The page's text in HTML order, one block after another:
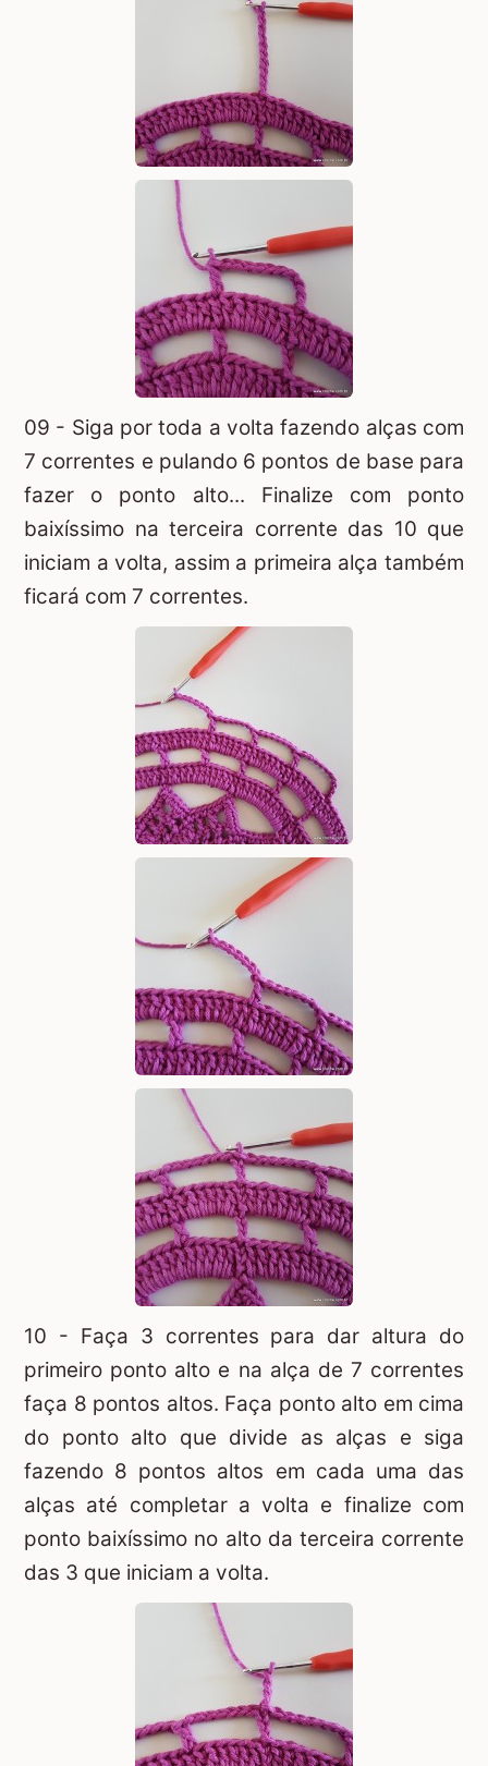
09 - Siga por toda a volta fazendo alças com
7 correntes e pulando 6 pontos de base para
fazer o ponto alto... Finalize com ponto
baixíssimo na terceira corrente das 10 que
iniciam a volta, assim a primeira alça também
ficará com 7 correntes.
10 - Faça 3 correntes para dar altura do
primeiro ponto alto e na alça de 7 correntes
faça 8 pontos altos. Faça ponto alto em cima
do ponto alto que divide as alças e siga
fazendo 8 pontos altos em cada uma das
alças até completar a volta e finalize com
ponto baixíssimo no alto da terceira corrente
das 3 que iniciam a volta.